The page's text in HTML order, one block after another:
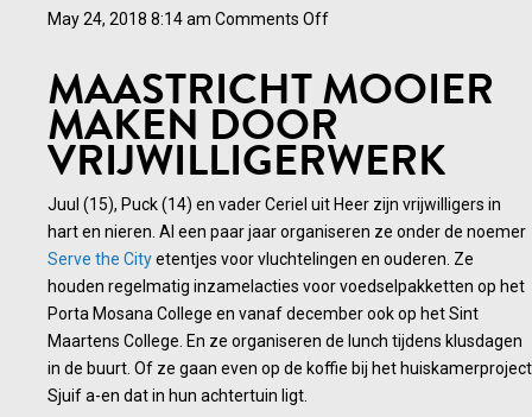
May 24, 2018 8:14 am Comments Offon
Puck
en
Ceriel
maken
mooier
MAASTRICHT MOOIER
MAKEN DOOR
VRIJWILLIGERWERK
Juul (15), Puck (14) en vader Ceriel uit Heer zijn vrijwilligers in
hart en nieren. Al een paar jaar organiseren ze onder de noemer
Serve the Cityetentjes voor vluchtelingen en ouderen. Ze
houden regelmatig inzamelacties voor voedselpakketten op het
Porta Mosana College en vanaf december ook op het Sint
Maartens College. En ze organiseren de lunch tijdens klusdagen
in de buurt. Of ze gaan even op de koffie bij het huiskamerproject
Sjuif a-en dat in hun achtertuin ligt.